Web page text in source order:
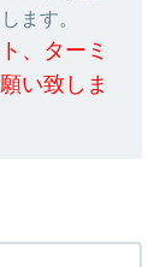
ます。
、ターミ
い致しま